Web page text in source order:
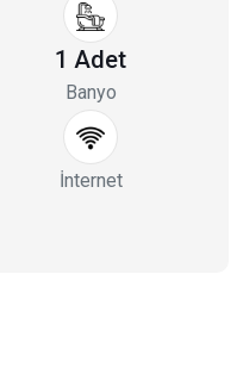
1 Adet
Banyo
İnternet